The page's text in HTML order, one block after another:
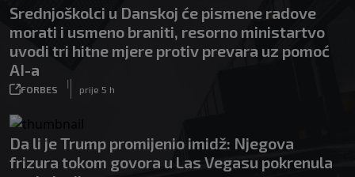
Srednjoškolci u Danskoj će pismene radove
morati i usmeno braniti, resorno ministartvo
uvodi tri hitne mjere protiv prevara uz pomoć
AI-a
FORBES
|
prije 5 h
Da li je Trump promijenio imidž: Njegova
frizura tokom govora u Las Vegasu pokrenula